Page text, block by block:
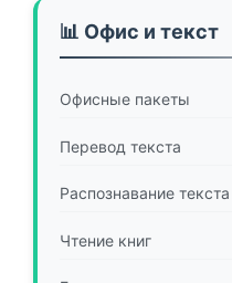
📊 Офис и текст
Офисные пакеты
Перевод текста
Распознавание текста
Чтение книг